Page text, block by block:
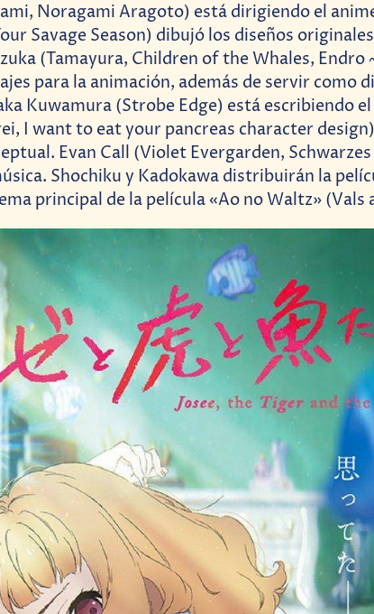
Noragami Aragoto) está dirigiendo el
Savage Season) dibujó los diseños
(Tamayura, Children of the Whales, Endro
para la animación, además de servir como
Kuwamura (Strobe Edge) está escribiendo
I want to eat your pancreas character
Evan Call (Violet Evergarden,
Shochiku y Kadokawa distribuirán la
principal de la película «Ao no Waltz» (Vals